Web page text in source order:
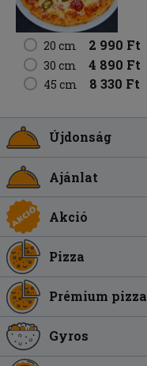
20 cm 2 990 Ft
30 cm 4 890 Ft
45 cm 8 330 Ft
Újdonság
Ajánlat
Akció
Pizza
Prémium pizza
Gyros